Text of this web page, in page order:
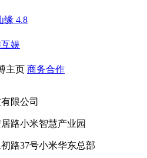
缘 4.8
娱
主页 商务合作
限公司
路小米智慧产业园
路37号小米华东总部